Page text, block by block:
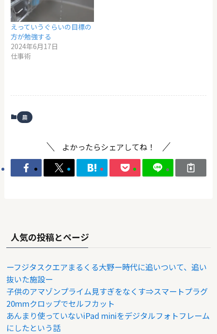
えっていうぐらいの目標の
方が勉強する
2024年6月17日
仕事術
農
よかったらシェアしてね！
人気の投稿とページ
ーフジタスクエアまるくる大野ー時代に追いついて、追い
抜いた施設ー
子供のアマゾンプライム見すぎをなくす⇒スマートプラグ
20mmクロップでセルフカット
あんまり使っていないiPad miniをデジタルフォトフレーム
にしたという話